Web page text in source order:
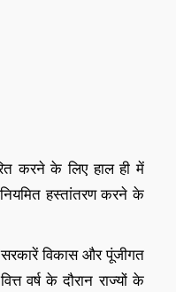
करने के लिए हाल ही में
हस्तांतरण करने के
विकास और पूंजीगत
वर्ष के दौरान राज्यों के